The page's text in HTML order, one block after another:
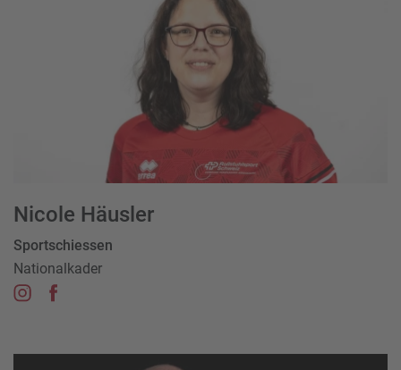
Nicole Häusler
Sportschiessen
Nationalkader